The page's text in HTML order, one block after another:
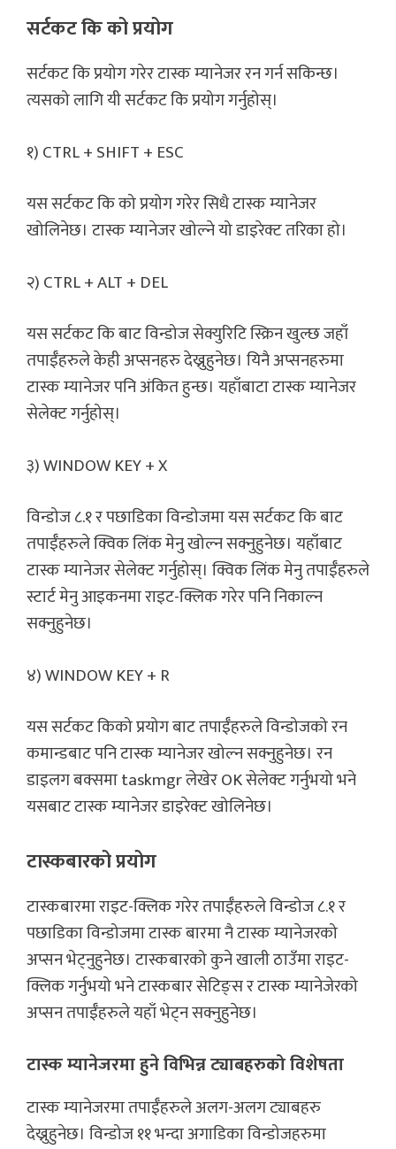
सर्टकट कि को प्रयोग
सर्टकट कि प्रयोग गरेर टास्क म्यानेजर रन गर्न सकिन्छ।
त्यसको लागि यी सर्टकट कि प्रयोग गर्नुहोस्।
१) CTRL + SHIFT + ESC
यस सर्टकट कि को प्रयोग गरेर सिधै टास्क म्यानेजर
खोलिनेछ। टास्क म्यानेजर खोल्ने यो डाइरेक्ट तरिका हो।
२) CTRL + ALT + DEL
यस सर्टकट कि बाट विन्डोज सेक्युरिटि स्क्रिन खुल्छ जहाँ
तपाईँहरुले केही अप्सनहरु देख्नुहुनेछ। यिनै अप्सनहरुमा
टास्क म्यानेजर पनि अंकित हुन्छ। यहाँबाटा टास्क म्यानेजर
सेलेक्ट गर्नुहोस्।
३) WINDOW KEY + X
विन्डोज ८.१ र पछाडिका विन्डोजमा यस सर्टकट कि बाट
तपाईँहरुले क्विक लिंक मेनु खोल्न सक्नुहुनेछ। यहाँबाट
टास्क म्यानेजर सेलेक्ट गर्नुहोस्। क्विक लिंक मेनु तपाईँहरुले
स्टार्ट मेनु आइकनमा राइट-क्लिक गरेर पनि निकाल्न
सक्नुहुनेछ।
४) WINDOW KEY + R
यस सर्टकट किको प्रयोग बाट तपाईँहरुले विन्डोजको रन
कमान्डबाट पनि टास्क म्यानेजर खोल्न सक्नुहुनेछ। रन
डाइलग बक्समा taskmgr लेखेर OK सेलेक्ट गर्नुभयो भने
यसबाट टास्क म्यानेजर डाइरेक्ट खोलिनेछ।
टास्कबारको प्रयोग
टास्कबारमा राइट-क्लिक गरेर तपाईँहरुले विन्डोज ८.१ र
पछाडिका विन्डोजमा टास्क बारमा नै टास्क म्यानेजरको
अप्सन भेट्नुहुनेछ। टास्कबारको कुने खाली ठाउँमा राइट-
क्लिक गर्नुभयो भने टास्कबार सेटिङ्स र टास्क म्यानेजेरको
अप्सन तपाईँहरुले यहाँ भेट्न सक्नुहुनेछ।
टास्क म्यानेजरमा हुने विभिन्न ट्याबहरुको विशेषता
टास्क म्यानेजरमा तपाईँहरुले अलग-अलग ट्याबहरु
देख्नुहुनेछ। विन्डोज ११ भन्दा अगाडिका विन्डोजहरुमा